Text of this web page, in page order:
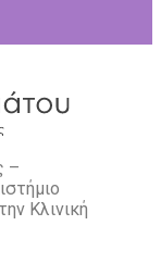
–
Kλινική